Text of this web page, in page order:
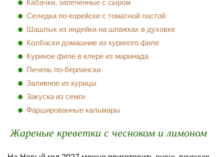
Кабачки, запеченные с сыром
Селедка по-корейски с томатной пастой
Шашлык из индейки на шпажках в духовке
Колбаски домашние из куриного филе
Куриное филе в клере из маринада
Печень по-берлински
Заливное из курицы
Закуска из семги
Фаршированные кальмары
Жареные креветки с чесноком и лимоном